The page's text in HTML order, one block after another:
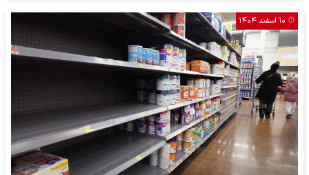
۱۰ اسفند ۱۴۰۴